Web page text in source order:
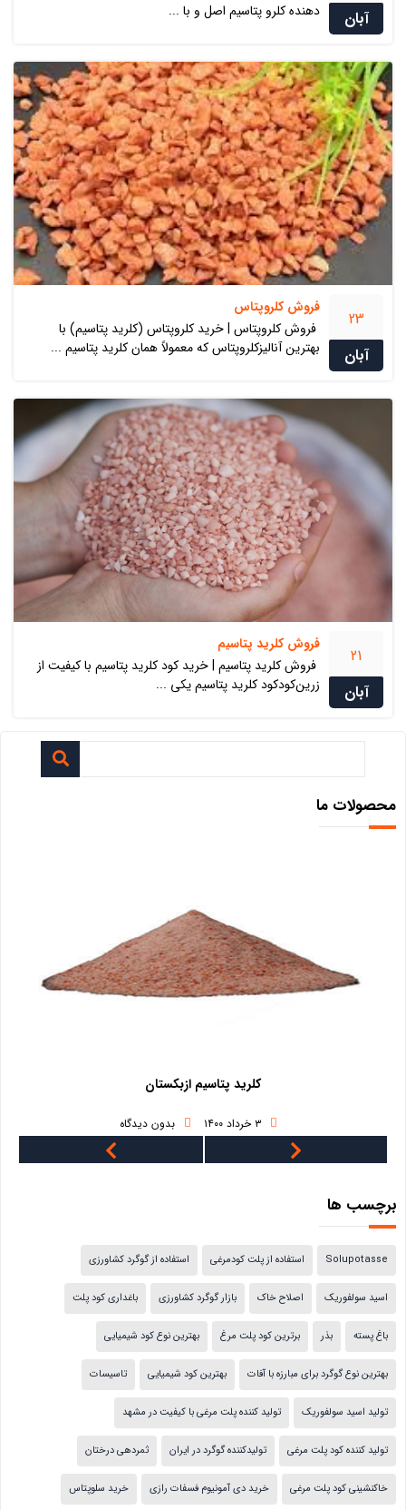
آبان
دهنده کلرو پتاسیم اصل و با ...
23
آبان
فروش کلروپتاس
فروش کلروپتاس | خرید کلروپتاس (کلرید پتاسیم) با
بهترین آنالیزکلروپتاس که معمولاً همان کلرید پتاسیم ...
21
آبان
فروش کلرید پتاسیم
فروش کلرید پتاسیم | خرید کود کلرید پتاسیم با کیفیت از
زرین‌کودکود کلرید پتاسیم یکی ...
محصولات ما
کلرید پتاسیم ازبکستان
۳ خرداد ۱۴۰۰ بدون دیدگاه
برچسب ها
Solupotasse استفاده از پلت کودمرغی استفاده از گوگرد کشاورزی
اسید سولفوریک اصلاح خاک بازار گوگرد کشاورزی باغداری کود پلت
باغ پسته بذر برترین کود پلت مرغ بهترین نوع کود شیمیایی
بهترین نوع گوگرد برای مبارزه با آفات بهترین کود شیمیایی تاسیسات
تولید اسید سولفوریک تولید کننده پلت مرغی با کیفیت در مشهد
تولید کننده کود پلت مرغی تولیدکننده گوگرد در ایران ثمردهی درختان
خاکنشینی کود پلت مرغی خرید دی آمونیوم فسفات رازی خرید سلوپتاس